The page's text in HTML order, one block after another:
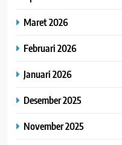
Maret 2026
Februari 2026
Januari 2026
Desember 2025
November 2025